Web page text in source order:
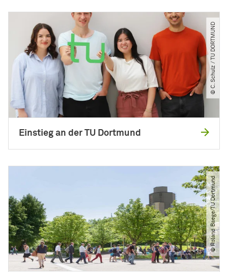
© C. Schulz ​/​ TU DORTMUND
Einstieg an der TU Dortmund
© Roland Baege​/​TU Dortmund